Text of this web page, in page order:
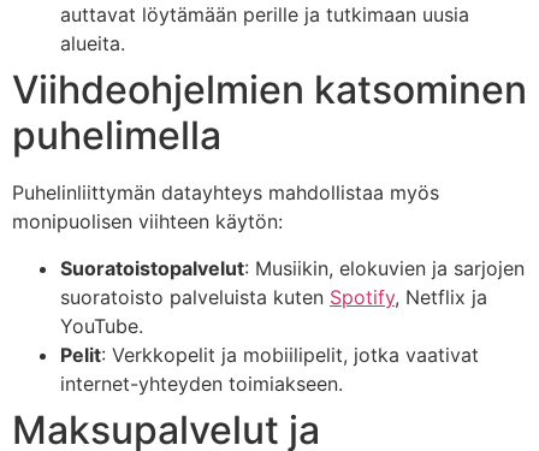
auttavat löytämään perille ja tutkimaan uusia
alueita.
Viihdeohjelmien katsominen
puhelimella
Puhelinliittymän datayhteys mahdollistaa myös
monipuolisen viihteen käytön:
Suoratoistopalvelut: Musiikin, elokuvien ja sarjojen
suoratoisto palveluista kuten Spotify, Netflix ja
YouTube.
Pelit: Verkkopelit ja mobiilipelit, jotka vaativat
internet-yhteyden toimiakseen.
Maksupalvelut ja